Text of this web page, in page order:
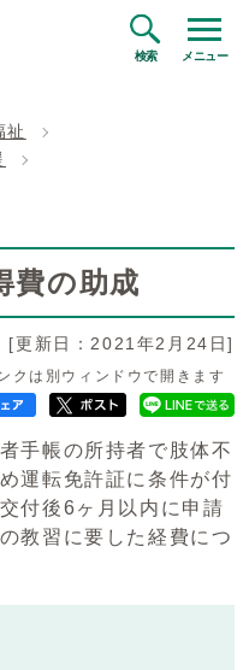
検索 メニュー
祉
費の助成
[更新日：2021年2月24日]
クは別ウィンドウで開きます
手帳の所持者で肢体不
運転免許証に条件が付
付後6ヶ月以内に申請
教習に要した経費につ